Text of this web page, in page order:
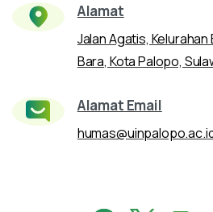
Alamat
Jalan Agatis,
Bara, Kota Palopo,
Alamat Email